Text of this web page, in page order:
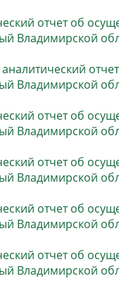
отчет об
Владимирской
Владимирской
отчет об
Владимирской
отчет об
Владимирской
отчет об
Владимирской
отчет об
Владимирской